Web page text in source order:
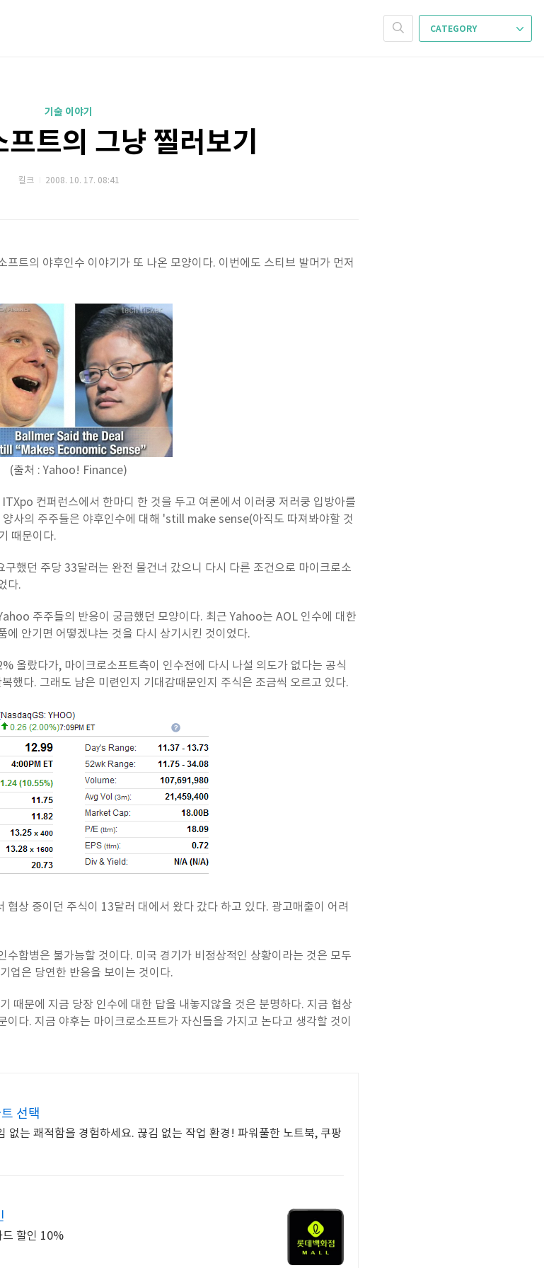
CATEGORY
기술 이야기
트의 그냥 찔러보기
킬크 2008. 10. 17. 08:41
트의 야후인수 이야기가 또 나온 모양이다. 이번에도 스티브 발머가 먼저
(출처 : Yahoo! Finance)
컨퍼런스에서 한마디 한 것을 두고 여론에서 이러쿵 저러쿵 입방아를
사의 주주들은 야후인수에 대해 'still make sense(아직도 따져봐야할 것
때문이다.
했던 주당 33달러는 완전 물건너 갔으니 다시 다른 조건으로 마이크로소
다.
주주들의 반응이 궁금했던 모양이다. 최근 Yahoo는 AOL 인수에 대한
에 안기면 어떻겠냐는 것을 다시 상기시킨 것이었다.
% 올랐다가, 마이크로소프트측이 인수전에 다시 나설 의도가 없다는 공식
했다. 그래도 남은 미련인지 기대감때문인지 주식은 조금씩 오르고 있다.
상 중이던 주식이 13달러 대에서 왔다 갔다 하고 있다. 광고매출이 어려
수합병은 불가능할 것이다. 미국 경기가 비정상적인 상황이라는 것은 모두
업은 당연한 반응을 보이는 것이다.
때문에 지금 당장 인수에 대한 답을 내놓지않을 것은 분명하다. 지금 협상
다. 지금 야후는 마이크로소프트가 자신들을 가지고 논다고 생각할 것이
선택
없는 쾌적함을 경험하세요. 끊김 없는 작업 환경! 파워풀한 노트북, 쿠팡
드 할인 10%